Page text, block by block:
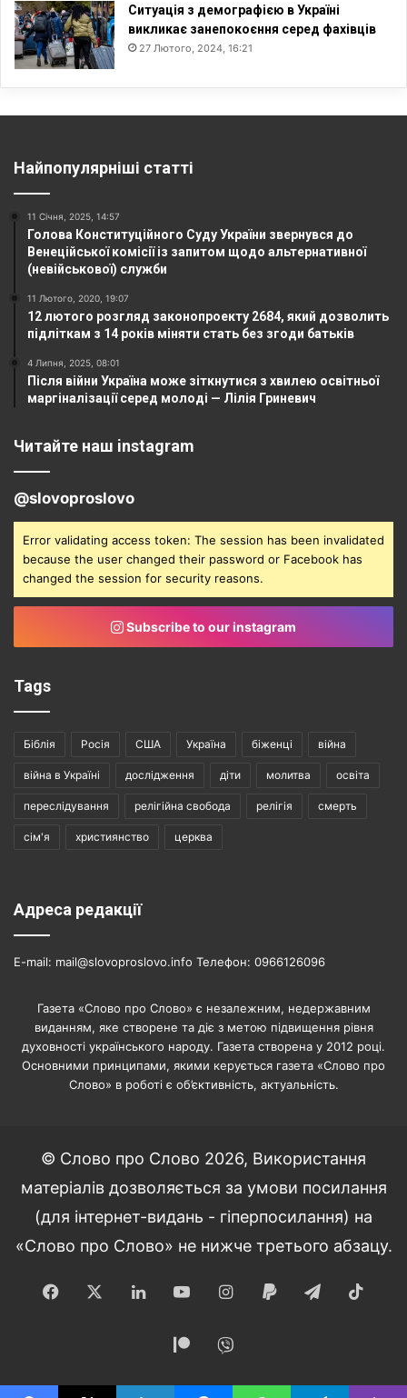
Ситуація з демографією в Україні
викликає занепокоєння серед фахівців
27 Лютого, 2024, 16:21
Найпопулярніші статті
11 Січня, 2025, 14:57
Голова Конституційного Суду України звернувся до
Венеційської комісії із запитом щодо альтернативної
(невійськової) служби
11 Лютого, 2020, 19:07
12 лютого розгляд законопроекту 2684, який дозволить
підліткам з 14 років міняти стать без згоди батьків
4 Липня, 2025, 08:01
Після війни Україна може зіткнутися з хвилею освітньої
маргіналізації серед молоді — Лілія Гриневич
Читайте наш instagram
@slovoproslovo
Error validating access token: The session has been invalidated
because the user changed their password or Facebook has
changed the session for security reasons.
Subscribe to our instagram
Tags
Біблія Росія США Україна біженці війна
війна в Україні дослідження діти молитва освіта
переслідування релігійна свобода релігія смерть
сім'я християнство церква
Адреса редакції
E-mail: mail@slovoproslovo.info Телефон: 0966126096
Газета «Слово про Слово» є незалежним, недержавним
виданням, яке створене та діє з метою підвищення рівня
духовності українського народу. Газета створена у 2012 році.
Основними принципами, якими керується газета «Слово про
Слово» в роботі є об’єктивність, актуальність.
© Слово про Слово 2026, Використання
матеріалів дозволяється за умови посилання
(для інтернет-видань - гіперпосилання) на
«Слово про Слово» не нижче третього абзацу.
Facebook LinkedInYouTubeInstagram
Paypal Telegram
Patreon